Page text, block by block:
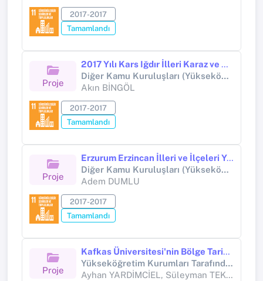
2017-2017
Tamamlandı
Proje
2017 Yılı Kars Iğdır İlleri Karaz ve Urartu Dönemlerine Ait Yerleşim Yerlerinin Tespiti (Proje No: YA01763601).
Diğer Kamu Kuruluşları (Yükseköğretim Kurumları Hariç) (Diğer kamu kuruluşları (Yükseköğretim Kurumları hariç))
Akın BİNGÖL
2017-2017
Tamamlandı
Proje
Erzurum Erzincan İlleri ve İlçeleri Yüzey Araştırması
Diğer Kamu Kuruluşları (Yükseköğretim Kurumları Hariç) (Diğer kamu kuruluşları (Yükseköğretim Kurumları hariç))
Adem DUMLU
2017-2017
Tamamlandı
Proje
Kafkas Üniversitesi'nin Bölge Tarih, Arkeoloji ve Turizm'ine Katkıları: Kars'ın Cazibe Merkezi Oluş Sürecinde Bir Adım
Yükseköğretim Kurumları Tarafından Destekli Bilimsel Araştırma Projesi
Ayhan YARDİMCİEL, Süleyman TEKİR, Selçuk URAL, Oktay KIZILKAYA, Akın BİNGÖL, Tolga AKAY, Ersin DOĞANTEKİN, Mustafa KARAGEÇİ, Şüheda ABLAK, Emine GİZLENCİ, Hürü Sağlam TEKİR